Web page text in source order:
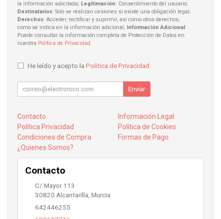
la información solicitada; Legitimación: Consentimiento del usuario;
Destinatarios: Solo se realizan cesiones si existe una obligación legal;
Derechos: Acceder, rectificar y suprimir, así como otros derechos,
como se indica en la información adicional;
Información Adicional :
Puede consultar la información completa de Protección de Datos en
nuestra Política de Privacidad .
He leído y acepto la Política de Privacidad
Enviar
Contacto
Información Legal
Política Privacidad
Política de Cookies
Condiciones de Compra
Formas de Pago
¿Quienes Somos?
Contacto
C/ Mayor 113
30820 Alcantarilla Murcia
642446255